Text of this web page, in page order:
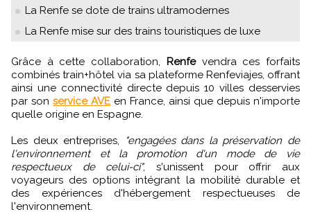
La Renfe se dote de trains ultramodernes
La Renfe mise sur des trains touristiques de luxe
Grâce à cette collaboration, Renfe vendra ces forfaits
combinés train+hôtel via sa plateforme Renfeviajes, offrant
ainsi une connectivité directe depuis 10 villes desservies
par son service AVE en France, ainsi que depuis n'importe
quelle origine en Espagne.
Les deux entreprises,
"engagées dans la préservation de
l'environnement et la promotion d'un mode de vie
respectueux de celui-ci", s'unissent pour offrir aux
voyageurs des options intégrant la mobilité durable et
des expériences d'hébergement respectueuses de
l'environnement.